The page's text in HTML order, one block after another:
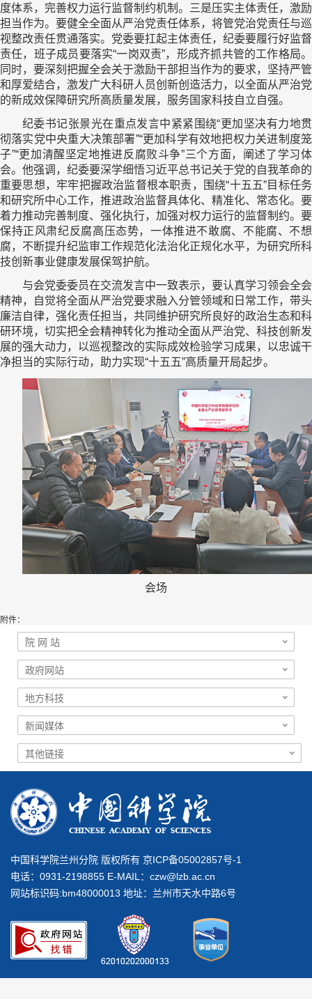
度体系，完善权力运行监督制约机制。三是压实主体责任，激励
担当作为。要健全全面从严治党责任体系，将管党治党责任与巡
视整改责任贯通落实。党委要扛起主体责任，纪委要履行好监督
责任，班子成员要落实“一岗双责”，形成齐抓共管的工作格局。
同时，要深刻把握全会关于激励干部担当作为的要求，坚持严管
和厚爱结合，激发广大科研人员创新创造活力，以全面从严治党
的新成效保障研究所高质量发展，服务国家科技自立自强。
纪委书记张景光在重点发言中紧紧围绕“更加坚决有力地贯
彻落实党中央重大决策部署”“更加科学有效地把权力关进制度笼
子”“更加清醒坚定地推进反腐败斗争”三个方面，阐述了学习体
会。他强调，纪委要深学细悟习近平总书记关于党的自我革命的
重要思想，牢牢把握政治监督根本职责，围绕“十五五”目标任务
和研究所中心工作，推进政治监督具体化、精准化、常态化。要
着力推动完善制度、强化执行，加强对权力运行的监督制约。要
保持正风肃纪反腐高压态势，一体推进不敢腐、不能腐、不想
腐，不断提升纪监审工作规范化法治化正规化水平，为研究所科
技创新事业健康发展保驾护航。
与会党委委员在交流发言中一致表示，要认真学习领会全会
精神，自觉将全面从严治党要求融入分管领域和日常工作，带头
廉洁自律，强化责任担当，共同维护研究所良好的政治生态和科
研环境，切实把全会精神转化为推动全面从严治党、科技创新发
展的强大动力，以巡视整改的实际成效检验学习成果，以忠诚干
净担当的实际行动，助力实现“十五五”高质量开局起步。
会场
附件：
中国科学院兰州分院 版权所有 京ICP备05002857号-1
电话：0931-2198855 E-MAIL： czw@lzb.ac.cn
网站标识码:bm48000013 地址：兰州市天水中路6号